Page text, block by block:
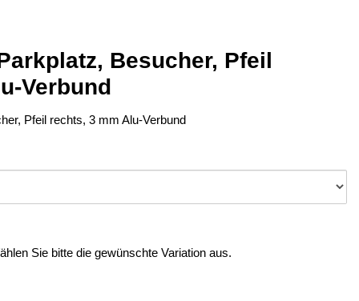
Besucher, Pfeil
Verbund
Pfeil rechts, 3 mm Alu-Verbund
Sie bitte die gewünschte Variation aus.